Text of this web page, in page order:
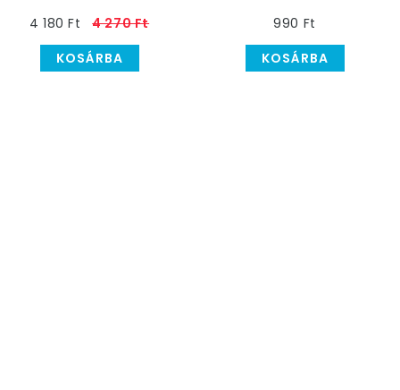
4 180 Ft
4 270 Ft
KOSÁRBA
990 Ft
KOSÁRBA